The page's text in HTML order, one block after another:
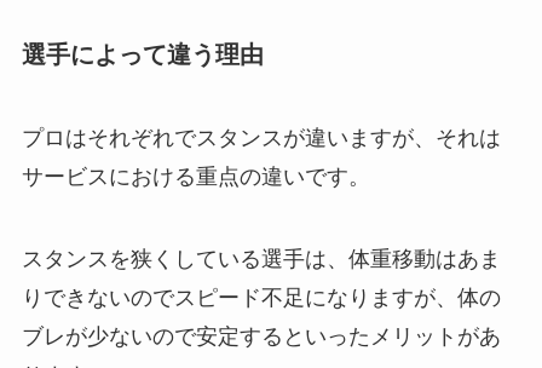
選手によって違う理由
プロはそれぞれでスタンスが違いますが、それは
サービスにおける重点の違いです。
スタンスを狭くしている選手は、体重移動はあま
りできないのでスピード不足になりますが、体の
ブレが少ないので安定するといったメリットがあ